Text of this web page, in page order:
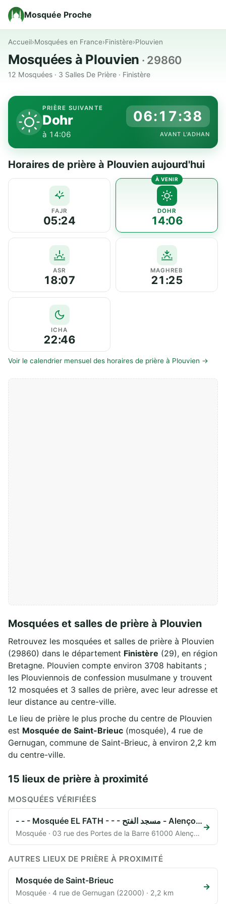
Mosquée Proche
Accueil›Mosquées en France›Finistère›Plouvien
Mosquées à Plouvien · 29860
12 Mosquées · 3 Salles De Prière · Finistère
PRIÈRE SUIVANTE
Dohr
à 14:06
06:17:37
AVANT L'ADHAN
Horaires de prière à Plouvien aujourd'hui
FAJR
05:24
DOHR
14:06
ASR
18:07
MAGHREB
21:25
ICHA
22:46
Voir le calendrier mensuel des horaires de prière à Plouvien →
Mosquées et salles de prière à Plouvien
Retrouvez les mosquées et salles de prière à Plouvien
(29860) dans le département Finistère (29), en région
Bretagne. Plouvien compte environ 3708 habitants ;
les Plouviennois de confession musulmane y trouvent
12 mosquées et 3 salles de prière, avec leur adresse et
leur distance au centre-ville.
Le lieu de prière le plus proche du centre de Plouvien
est Mosquée de Saint-Brieuc (mosquée), 4 rue de
Gernugan, commune de Saint-Brieuc, à environ 2,2 km
du centre-ville.
15 lieux de prière à proximité
MOSQUÉES VÉRIFIÉES
- - - Mosquée EL FATH - - - مسجد الفتح - Alençon
Mosquée · 03 rue des Portes de la Barre 61000 Alençon FRANCE (61000) · 12,9 km
→
AUTRES LIEUX DE PRIÈRE À PROXIMITÉ
Mosquée de Saint-Brieuc
Mosquée · 4 rue de Gernugan (22000) · 2,2 km
→